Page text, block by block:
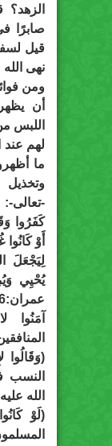
صابرًا
قيل
نهى
ومن
أن
اللبس
لهم عند
ما
-تعالى-:
كَفَرُوا
أَوْ
لِيَجْعَلَ
يُحْيِي
آمَنُوا
النسب
الله
(لَوْ